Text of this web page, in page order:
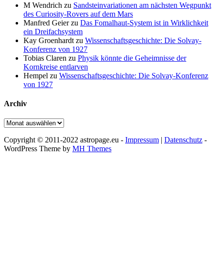
M Wendrich zu Sandsteinvariationen am nächsten Wegpunkt
des Curiosity-Rovers auf dem Mars
Manfred Geierzu Das Fomalhaut-System ist in Wirklichkeit
ein Dreifachsystem
Kay Groenhardt zu Wissenschaftsgeschichte: Die Solvay-
Konferenz von 1927
Tobias Claren zu Physik könnte die Geheimnisse der
Kornkreise entlarven
Hempel zu Wissenschaftsgeschichte: Die Solvay-Konferenz
von 1927
Archiv
Archiv
Copyright © 2011-2022 astropage.eu - Impressum | Datenschutz -
WordPress Theme by MH Themes